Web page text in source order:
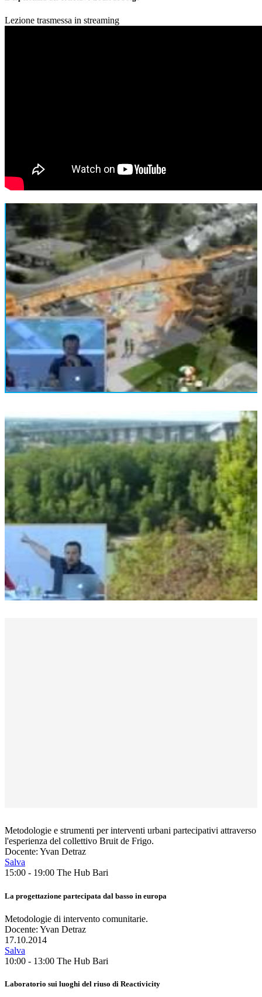
Lezione trasmessa in streaming
Metodologie e strumenti per interventi urbani partecipativi attraverso
l'esperienza del collettivo Bruit de Frigo.
Docente: Yvan Detraz
Salva
15:00 - 19:00 The Hub Bari
La progettazione partecipata dal basso in europa
Metodologie di intervento comunitarie.
Docente: Yvan Detraz
17.10.2014
Salva
10:00 - 13:00 The Hub Bari
Laboratorio sui luoghi del riuso di Reactivicity